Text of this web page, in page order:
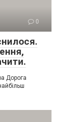
0
Дорога